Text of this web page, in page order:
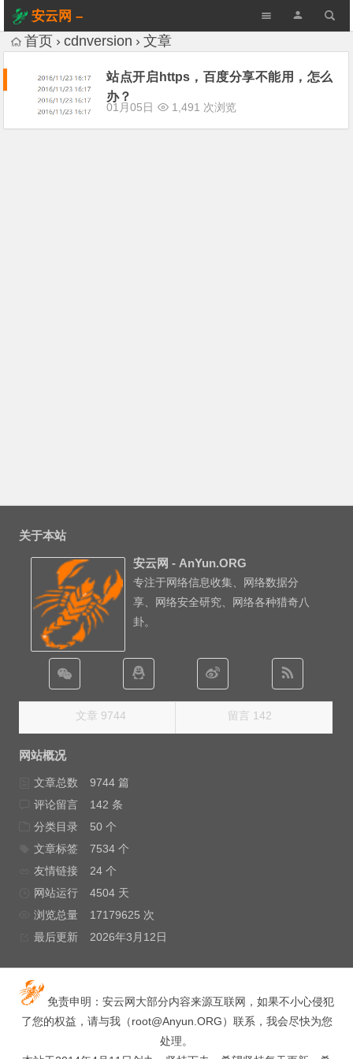
安云网 –
AnYun.ORG
首页 cdnversion 文章
站点开启https，百度分享不能用，怎么
办？
01月05日 1,491 次浏览
关于本站
安云网 - AnYun.ORG
专注于网络信息收集、网络数据分
享、网络安全研究、网络各种猎奇八
卦。
文章 9744 留言 142
网站概况
文章总数
9744 篇
评论留言
142 条
分类目录
50 个
文章标签
7534 个
友情链接
24 个
网站运行
4504 天
浏览总量
17179625 次
最后更新
2026年3月12日
免责申明：安云网大部分内容来源互联网，如果不小心侵犯
了您的权益，请与我（root@Anyun.ORG）联系，我会尽快为您
处理。